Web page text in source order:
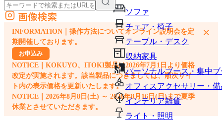
ソファ
チェア・椅子
テーブル・デスク
収納家具
パーソナルブース・集中
オフィスアクセサリー・備
インテリア雑貨
ライト・照明
外部サイトの商品をカートに追加
他のサイトで見つけた商品ページのURLを貼り付けて、カートに追加できます
画像検索
INFORMATION｜操作方法についてオンライン説明会を定
期開催しております。
お申込み
NOTICE｜KOKUYO、ITOKI製品は2026年7月1日より価格
改定が実施されます。該当製品につきましては、順次サイ
ト内の表示価格を更新いたします。
NOTICE｜2026年8月8日(土) ～ 2026年8月16日(日)まで夏季
休業とさせていただきます。
×